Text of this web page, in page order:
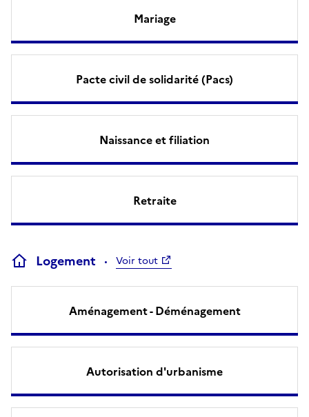
Mariage
Pacte civil de solidarité (Pacs)
Naissance et filiation
Retraite
Logement Voir tout
Aménagement - Déménagement
Autorisation d'urbanisme